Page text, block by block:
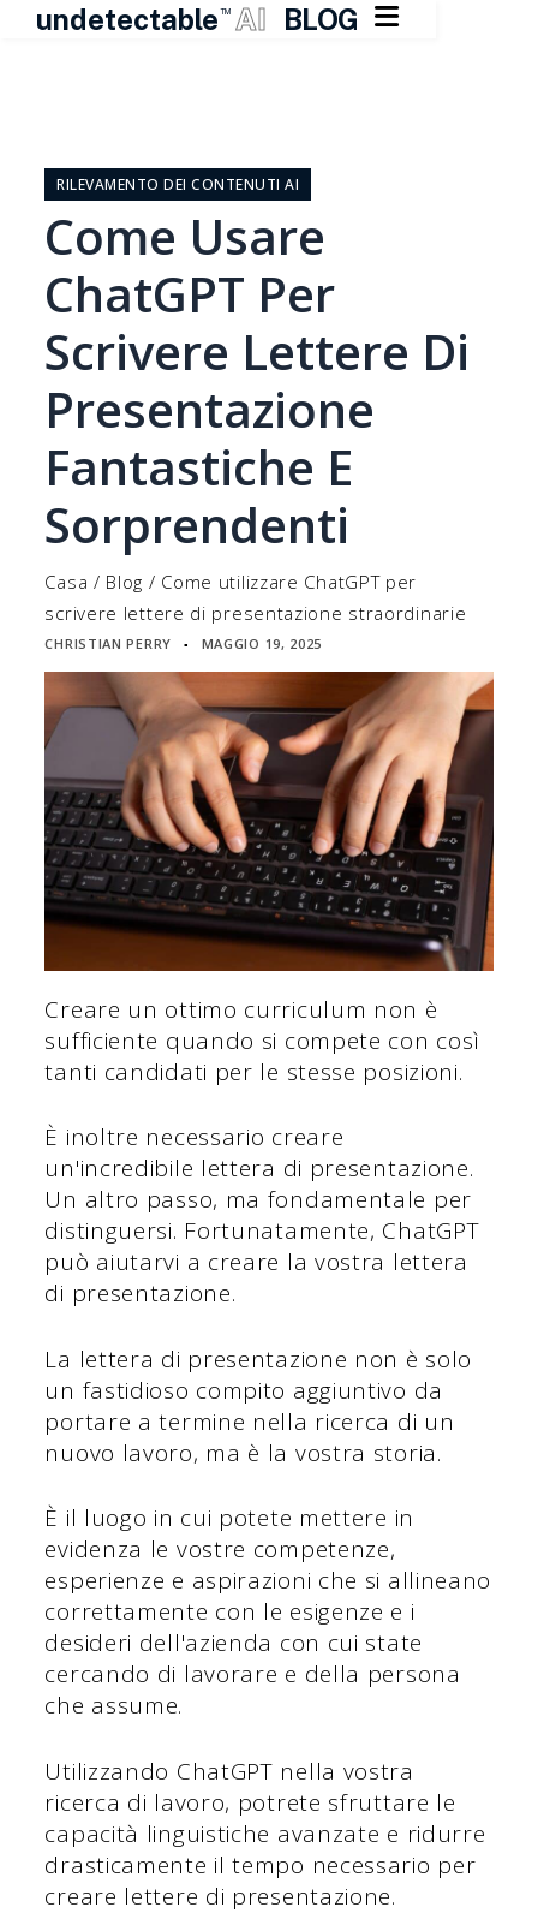
undetectable TM AI BLOG 
contenutoRILEVAMENTO DEI CONTENUTI AI
Come Usare
ChatGPT Per
Scrivere Lettere Di
Presentazione
Fantastiche E
Sorprendenti
Casa / Blog / Come utilizzare ChatGPT per
scrivere lettere di presentazione straordinarie
CHRISTIAN PERRY ▪ MAGGIO 19, 2025
Creare un ottimo curriculum non è
sufficiente quando si compete con così
tanti candidati per le stesse posizioni.
È inoltre necessario creare
un'incredibile lettera di presentazione.
Un altro passo, ma fondamentale per
distinguersi. Fortunatamente, ChatGPT
può aiutarvi a creare la vostra lettera
di presentazione.
La lettera di presentazione non è solo
un fastidioso compito aggiuntivo da
portare a termine nella ricerca di un
nuovo lavoro, ma è la vostra storia.
È il luogo in cui potete mettere in
evidenza le vostre competenze,
esperienze e aspirazioni che si allineano
correttamente con le esigenze e i
desideri dell'azienda con cui state
cercando di lavorare e della persona
che assume.
Utilizzando ChatGPT nella vostra
ricerca di lavoro, potrete sfruttare le
capacità linguistiche avanzate e ridurre
drasticamente il tempo necessario per
creare lettere di presentazione.